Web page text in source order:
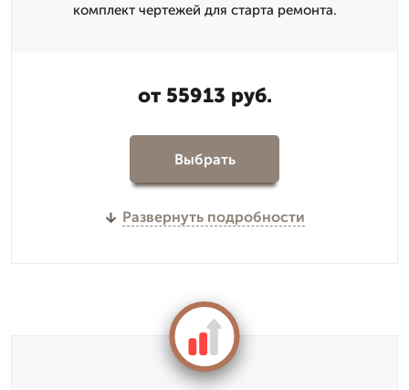
комплект чертежей для старта ремонта.
от 55913 руб.
Выбрать
Развернуть подробности